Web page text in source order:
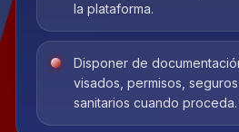
la plataforma.
Disponer de
visados, permisos,
sanitarios cuando proceda.